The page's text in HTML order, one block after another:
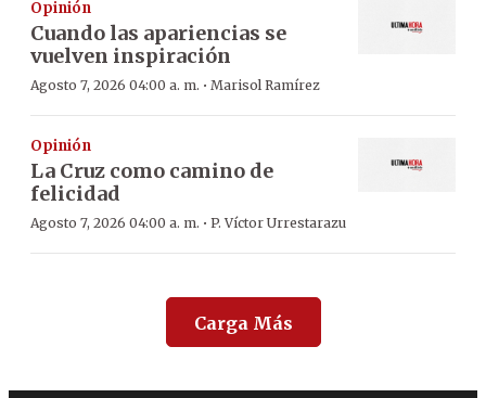
Opinión
Cuando las apariencias se
vuelven inspiración
Agosto 7, 2026 04:00 a. m. · Marisol Ramírez
Opinión
La Cruz como camino de
felicidad
Agosto 7, 2026 04:00 a. m. · P. Víctor Urrestarazu
Carga Más